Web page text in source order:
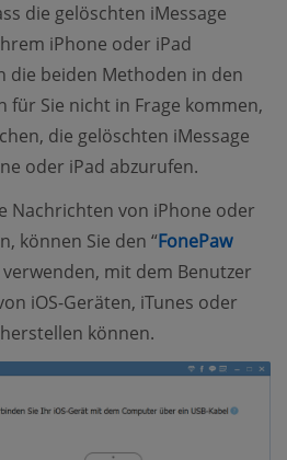
die gelöschten iMessage
iPhone oder iPad
die beiden Methoden in den
Sie nicht in Frage kommen,
die gelöschten iMessage
oder iPad abzurufen.
Nachrichten von iPhone oder
können Sie den “FonePaw
new window)
verwenden, mit dem Benutzer
iOS-Geräten, iTunes oder
können.